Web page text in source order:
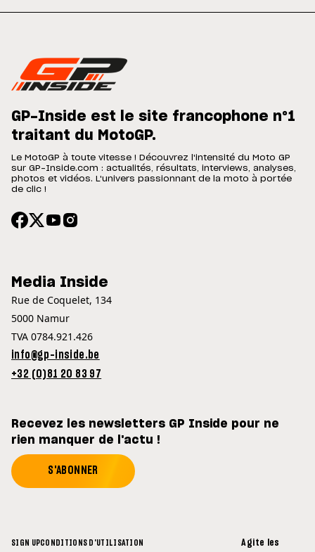
GP-Inside est le site francophone n°1
traitant du MotoGP.
Le MotoGP à toute vitesse ! Découvrez l'intensité du Moto GP
sur GP-Inside.com : actualités, résultats, interviews, analyses,
photos et vidéos. L'univers passionnant de la moto à portée
de clic !
Media Inside
Rue de Coquelet, 134
5000 Namur
TVA 0784.921.426
info@gp-inside.be
+32 (0)81 20 83 97
Recevez les newsletters GP Inside pour ne
rien manquer de l'actu !
S'ABONNER
SIGN UPCONDITIONS D'UTILISATION Agite les